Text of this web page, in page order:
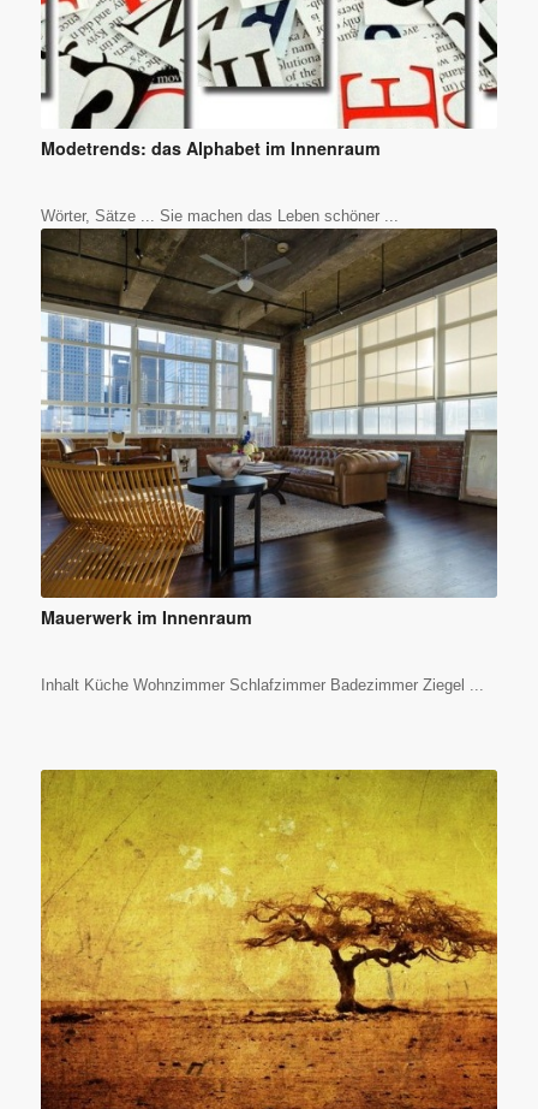
Modetrends: das Alphabet im Innenraum
Wörter, Sätze ... Sie machen das Leben schöner ...
Mauerwerk im Innenraum
Inhalt Küche Wohnzimmer Schlafzimmer Badezimmer Ziegel ...